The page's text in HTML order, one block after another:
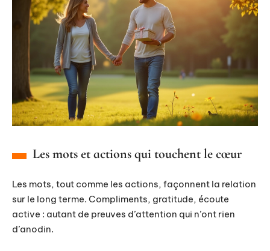
Les mots et actions qui touchent le cœur
Les mots, tout comme les actions, façonnent la relation
sur le long terme. Compliments, gratitude, écoute
active : autant de preuves d’attention qui n’ont rien
d’anodin.